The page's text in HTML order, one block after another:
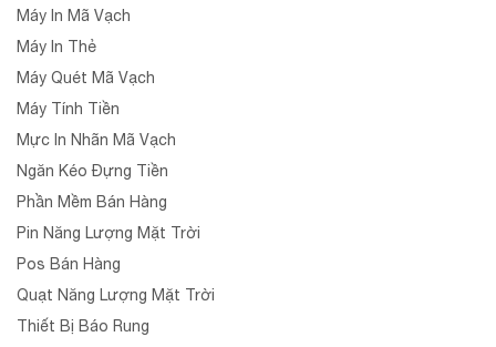
Máy In Mã Vạch
Máy In Thẻ
Máy Quét Mã Vạch
Máy Tính Tiền
Mực In Nhãn Mã Vạch
Ngăn Kéo Đựng Tiền
Phần Mềm Bán Hàng
Pin Năng Lượng Mặt Trời
Pos Bán Hàng
Quạt Năng Lượng Mặt Trời
Thiết Bị Báo Rung